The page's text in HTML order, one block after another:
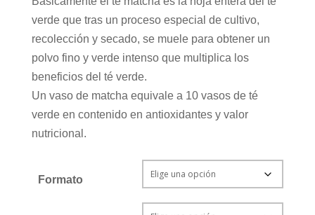
verde que tras un proceso especial de cultivo,
recolección y secado, se muele para obtener un
polvo fino y verde intenso que multiplica los
beneficios del té verde.
Un vaso de matcha equivale a 10 vasos de té
verde en contenido en antioxidantes y valor
nutricional.
Formato